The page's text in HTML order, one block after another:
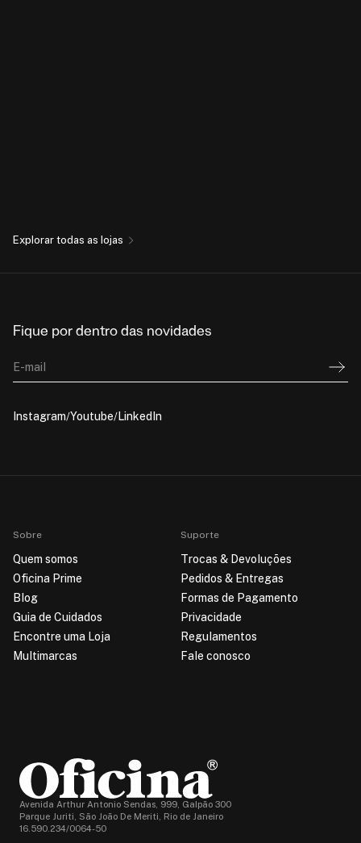
Explorar todas as lojas
Fique por dentro das novidades
E-mail
Instagram Youtube LinkedIn
Sobre
Quem somos
Oficina Prime
Blog
Guia de Cuidados
Encontre uma Loja
Multimarcas
Suporte
Trocas & Devoluções
Pedidos & Entregas
Formas de Pagamento
Privacidade
Regulamentos
Fale conosco
Avenida Arthur Antonio Sendas, 999, Galpão 300
Parque Juriti, São João De Meriti, Rio de Janeiro
16.590.234/0064-50